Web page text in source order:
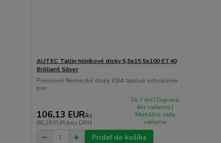
AUTEC Tallin hliníkové disky 5,5x15 5x100 ET40
Brilliant Silver
Prémiové Nemecké disky, KBA typové schválenie
pre ...
106,13 EUR/ks
86,29 EUR bez DPH
Do 7 dní | Doprava
4ks zadarmo |
Montážna sada
zadarmo
Pridať do košíka